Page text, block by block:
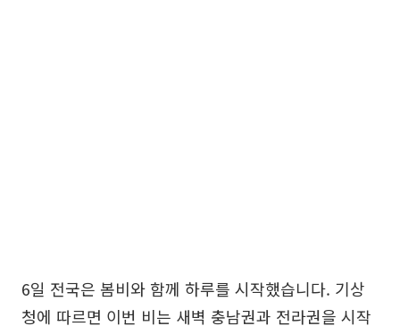
6일 전국은 봄비와 함께 하루를 시작했습니다. 기상
청에 따르면 이번 비는 새벽 충남권과 전라권을 시작